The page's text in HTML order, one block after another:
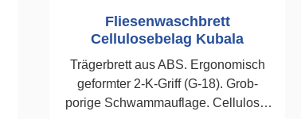
Fliesenwaschbrett
Cellulosebelag Kubala
Trägerbrett aus ABS. Ergonomisch
geformter 2-K-Griff (G-18). Grob-
porige Schwammauflage. Cellulose.